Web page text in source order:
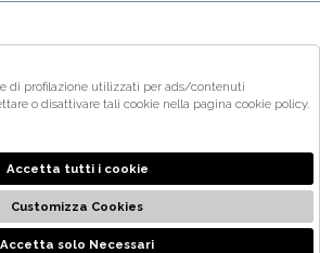
Stella - P.iva : 01375840905 Powered
Atelier società Gruppo Zucchetti
di profilazione utilizzati per ads/contenuti
o disattivare tali cookie nella pagina cookie policy.
Accetta tutti i cookie
Customizza Cookies
Accetta solo Necessari